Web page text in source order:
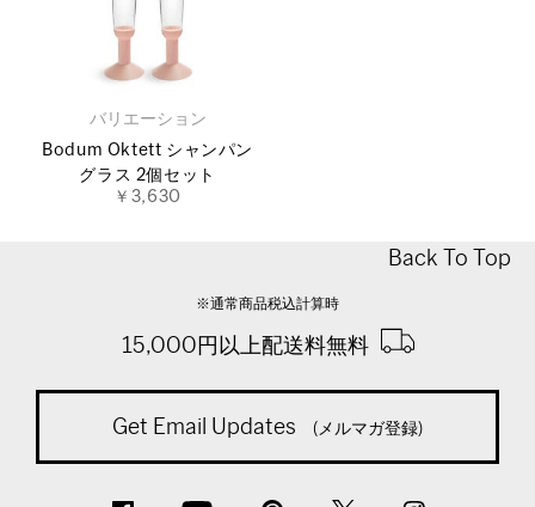
バリエーション
Bodum Oktett シャンパン
グラス 2個セット
￥3,630
Back To Top
※通常商品税込計算時
15,000円以上配送料無料
Get Email Updates (メルマガ登録)